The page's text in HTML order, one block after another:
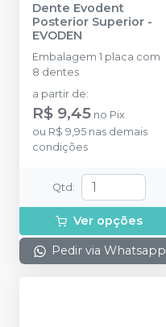
Dente Evodent
Posterior Superior -
EVODEN
Embalagem 1 placa com
8 dentes
a partir de:
R$ 9,45 no Pix
ou R$ 9,95 nas demais
condições
Qtd :
Ver opções
Pedir via Whatsapp